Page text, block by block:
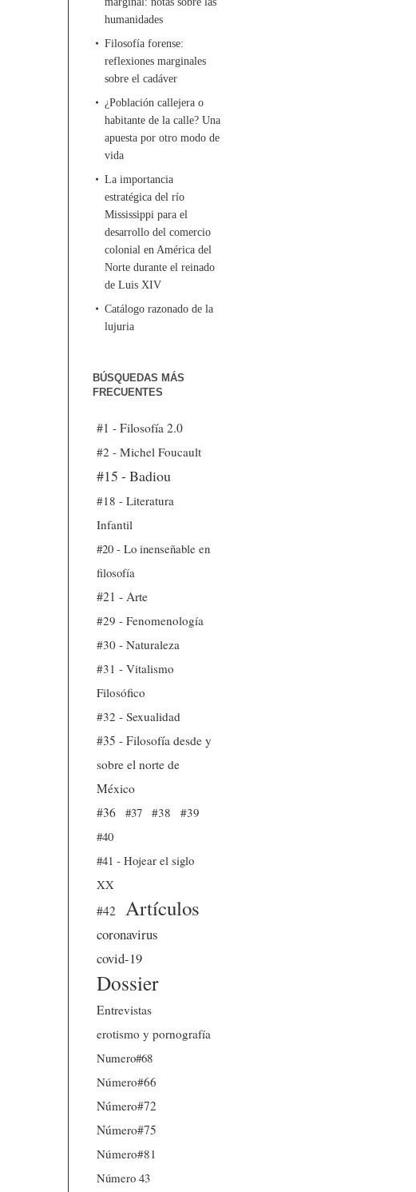
humanidades
Filosofía forense:
reflexiones marginales
sobre el cadáver
¿Población callejera o
habitante de la calle? Una
apuesta por otro modo de
vida
La importancia
estratégica del río
Mississippi para el
desarrollo del comercio
colonial en América del
Norte durante el reinado
de Luis XIV
Catálogo razonado de la
lujuria
BÚSQUEDAS MÁS
FRECUENTES
#1 - Filosofía 2.0
#2 - Michel Foucault
#15 - Badiou
#18 - Literatura
Infantil
#20 - Lo inenseñable en
filosofía
#21 - Arte
#29 - Fenomenología
#30 - Naturaleza
#31 - Vitalismo
Filosófico
#32 - Sexualidad
#35 - Filosofía desde y
sobre el norte de
México
#36
#37 #38
#39
#40
#41 - Hojear el siglo
XX
#42
Artículos
coronavirus
covid-19
Dossier
Entrevistas
erotismo y pornografía
Numero#68
Número#66
Número#72
Número#75
Número#81
Número 43